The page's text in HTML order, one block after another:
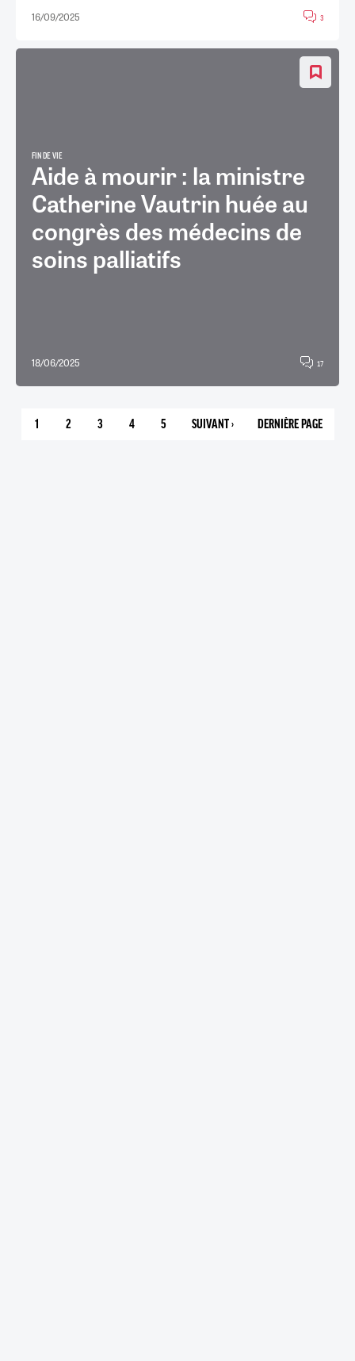
16/09/2025 3
FIN DE VIE
Aide à mourir : la ministre
Catherine Vautrin huée au
congrès des médecins de
soins palliatifs
18/06/2025 17
PAGE
1 PAGE
2 PAGE
3 PAGE
4 PAGE
5
PAGE
SUIVANT › DERNIÈRE PAGE
5